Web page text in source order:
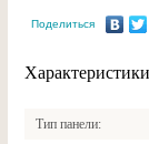
Поделиться
Характеристики
Тип панели